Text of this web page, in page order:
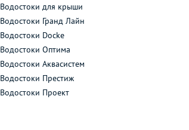
Водостоки для крыши
Водостоки Гранд Лайн
Водостоки Docke
Водостоки Оптима
Водостоки Аквасистем
Водостоки Престиж
Водостоки Проект